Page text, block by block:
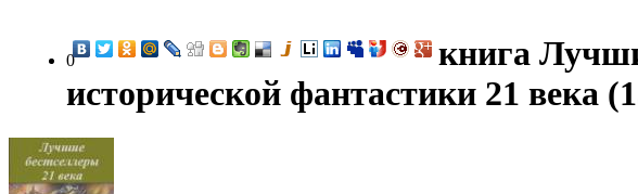
0
книга
исторической фантастики 21 века